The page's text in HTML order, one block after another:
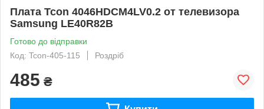
Плата Tcon 4046HDCM4LV0.2 от телевизора
Samsung LE40R82B
Готово до відправки
Код: Tcon-405-115
Роздріб
485 ₴